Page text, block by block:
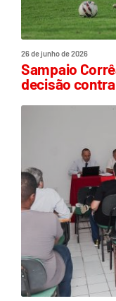
26 de junho de 2026
Sampaio
decisão